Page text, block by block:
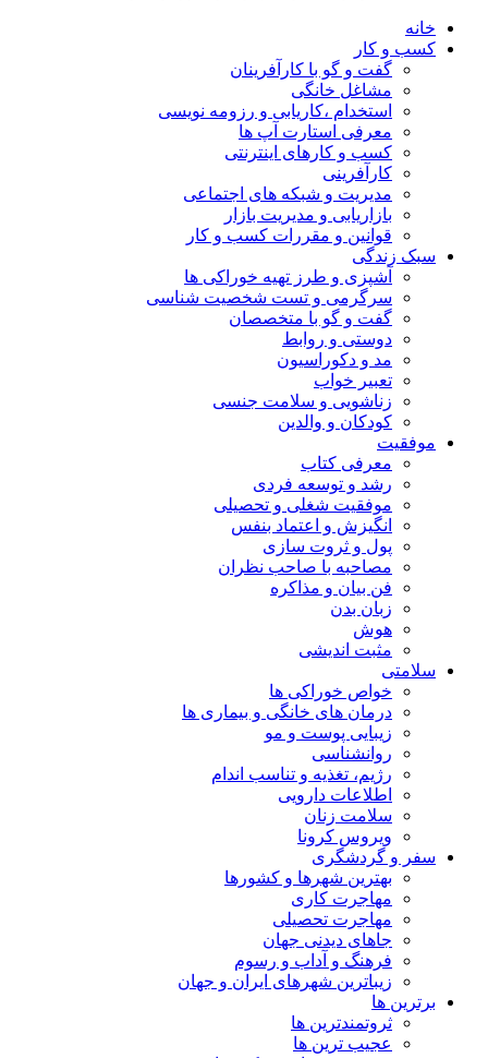
خانه
کسب و کار
گفت و گو با کارآفرینان
مشاغل خانگی
استخدام ،کاریابی و رزومه نویسی
معرفی استارت آپ ها
کسب و کارهای اینترنتی
کارآفرینی
مدیریت و شبکه های اجتماعی
بازاریابی و مدیریت بازار
قوانین و مقررات کسب و کار
سبک زندگی
آشپزی و طرز تهیه خوراکی ها
سرگرمی و تست شخصیت شناسی
گفت و گو با متخصصان
دوستی و روابط
مد و دکوراسیون
تعبیر خواب
زناشویی و سلامت جنسی
کودکان و والدین
موفقیت
معرفی کتاب
رشد و توسعه فردی
موفقیت شغلی و تحصیلی
انگیزش و اعتماد بنفس
پول و ثروت سازی
مصاحبه با صاحب نظران
فن بیان و مذاکره
زبان بدن
هوش
مثبت اندیشی
سلامتی
خواص خوراکی ها
درمان های خانگی و بیماری ها
زیبایی پوست و مو
روانشناسی
رژیم، تغذیه و تناسب اندام
اطلاعات دارویی
سلامت زنان
ویروس کرونا
سفر و گردشگری
بهترین شهرها و کشورها
مهاجرت کاری
مهاجرت تحصیلی
جاهای دیدنی جهان
فرهنگ و آداب و رسوم
زیباترین شهرهای ایران و جهان
برترین ها
ثروتمندترین ها
عجیب ترین ها